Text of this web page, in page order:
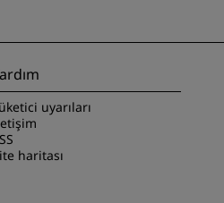
uyarıları
haritası